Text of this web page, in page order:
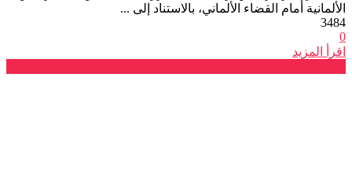
الألمانية أمام القضاء الألماني، بالاستناد إلى ...
3484
0
اقرأ المزيد